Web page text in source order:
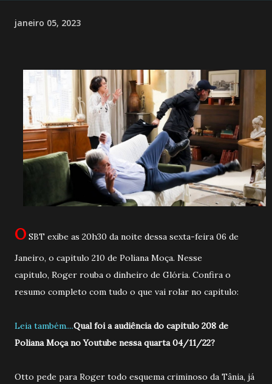
janeiro 05, 2023
O SBT exibe as 20h30 da noite dessa sexta-feira 06 de
Janeiro, o capitulo 210 de Poliana Moça. Nesse
capitulo, Roger rouba o dinheiro de Glória. Confira o
resumo completo com tudo o que vai rolar no capitulo:
Leia também....Qual foi a audiência do capitulo 208 de
Poliana Moça no Youtube nessa quarta 04/11/22?
Otto pede para Roger todo esquema criminoso da Tânia, já